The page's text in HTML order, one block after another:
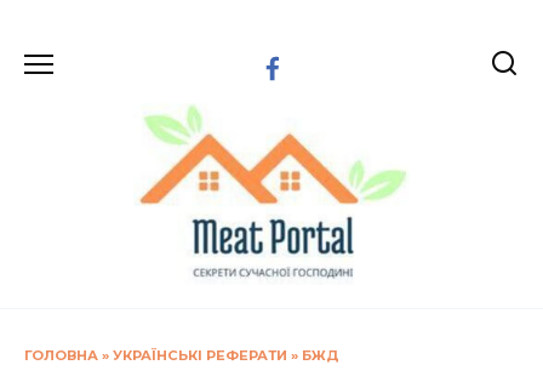
вмісту
ГОЛОВНА » УКРАЇНСЬКІ РЕФЕРАТИ » БЖД